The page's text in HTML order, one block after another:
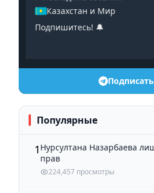
Казахстан и Мир
Подпишитесь! 🔔
Популярные
1 Нурсултана Назарбаева
прав
224,457 просмотры